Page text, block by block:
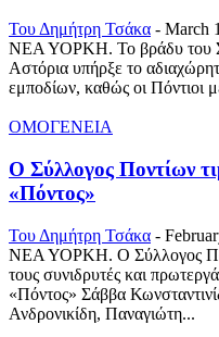
Του Δημήτρη Τσάκα - March
ΝΕΑ ΥΟΡΚΗ. Το βράδυ του
Αστόρια υπήρξε το
εμποδίων, καθώς οι Πόντιοι
ΟΜΟΓΕΝΕΙΑ
Ο Σύλλογος Ποντίων
«Πόντος»
Του Δημήτρη Τσάκα -
ΝΕΑ ΥΟΡΚΗ. Ο Σύλλογος
τους συνιδρυτές και
«Πόντος» Σάββα
Ανδρονικίδη, Παναγιώτη...